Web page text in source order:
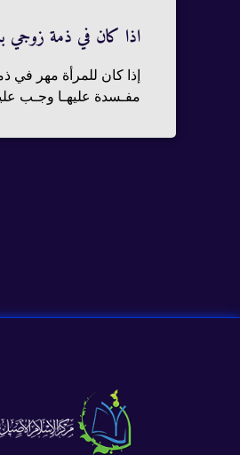
اذا كان في ذمة زوجي
إذا كان للمرأة مهر في
مفـسدة عليهـا وجـب